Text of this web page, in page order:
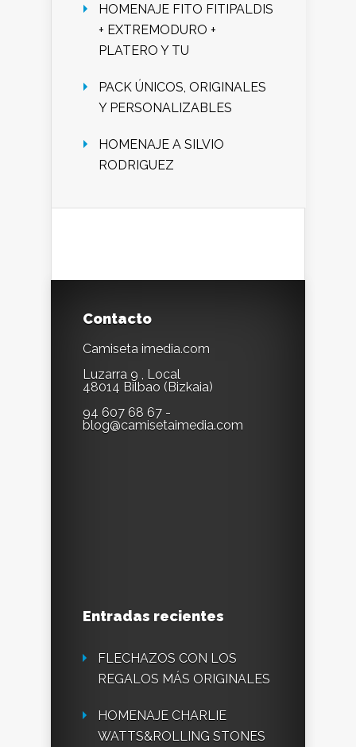
HOMENAJE FITO FITIPALDIS
+ EXTREMODURO +
PLATERO Y TU
PACK ÚNICOS, ORIGINALES
Y PERSONALIZABLES
HOMENAJE A SILVIO
RODRIGUEZ
Contacto
Camiseta imedia.com
Luzarra 9 , Local
48014 Bilbao (Bizkaia)
94 607 68 67 -
blog@camisetaimedia.com
Entradas recientes
FLECHAZOS CON LOS
REGALOS MÁS ORIGINALES
HOMENAJE CHARLIE
WATTS&ROLLING STONES